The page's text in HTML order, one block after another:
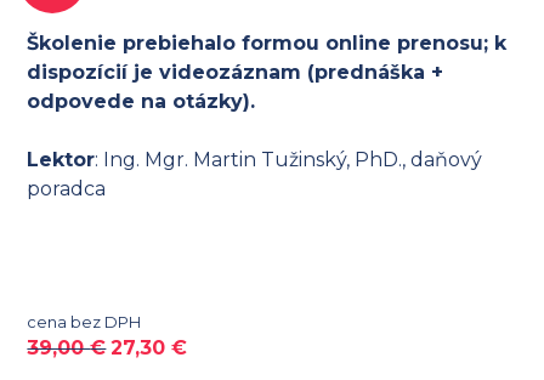
Školenie prebiehalo formou online prenosu; k
dispozícií je videozáznam (prednáška +
odpovede na otázky).
Lektor: Ing. Mgr. Martin Tužinský, PhD., daňový
poradca
cena bez DPH
39,00€ 27,30€